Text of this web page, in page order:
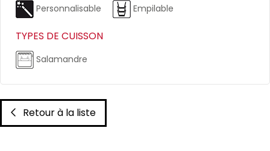
Personnalisable Empilable
TYPES DE CUISSON
Salamandre
Retour à la liste